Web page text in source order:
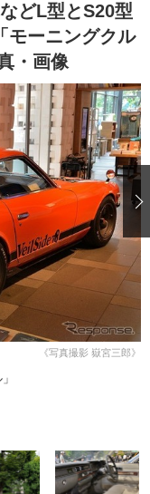
関西
四国
沖縄
愛車 File
！不具合修理＆粗悪修理
コーティング
防錆
ー「旧車」関連プロジェ
クト
ロショップ検索
どL型とS20型
モーニングクル
・画像
《写真撮影 嶽宮三郎》